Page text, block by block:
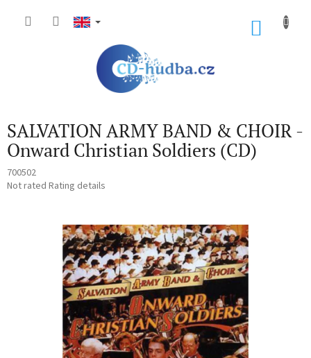
SALVATION ARMY BAND & CHOIR -
Onward Christian Soldiers (CD)
700502
The
Not rated Rating details